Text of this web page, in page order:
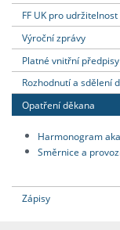
FF UK pro udržitelnost
Výroční zprávy
Platné vnitřní předpisy
Rozhodnutí a sdělení
Opatření děkana
Harmonogram
Směrnice a
Zápisy